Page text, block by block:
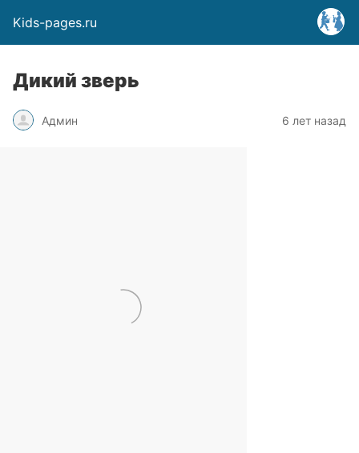
Kids-pages.ru
Дикий зверь
Админ 6 лет назад